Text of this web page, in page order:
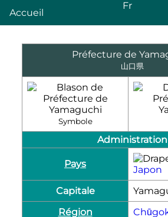
Accueil
Fr
Préfecture de
山口県
Symbole
Administration
Pays
Japon
Capitale
Région